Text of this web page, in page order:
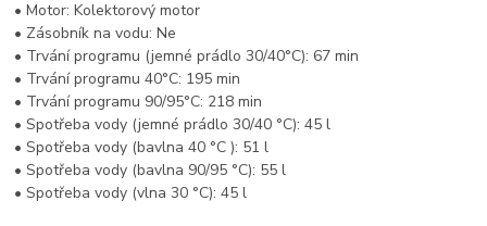
• Motor: Kolektorový motor
• Zásobník na vodu: Ne
• Trvání programu (jemné prádlo 30/40°C): 67 min
• Trvání programu 40°C: 195 min
• Trvání programu 90/95°C: 218 min
• Spotřeba vody (jemné prádlo 30/40 °C): 45 l
• Spotřeba vody (bavlna 40 °C ): 51 l
• Spotřeba vody (bavlna 90/95 °C): 55 l
• Spotřeba vody (vlna 30 °C): 45 l